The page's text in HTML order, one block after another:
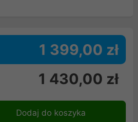
1 399,00 zł
1 430,00 zł
Dodaj do koszyka